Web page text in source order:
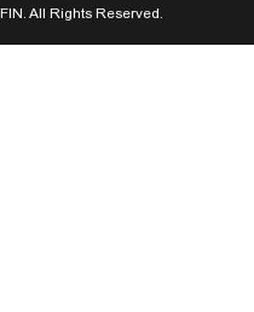
All Rights Reserved.